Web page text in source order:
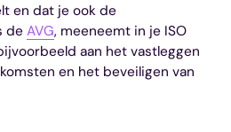
en dat je ook de
de AVG, meeneemt in je ISO
aan het vastleggen
en het beveiligen van